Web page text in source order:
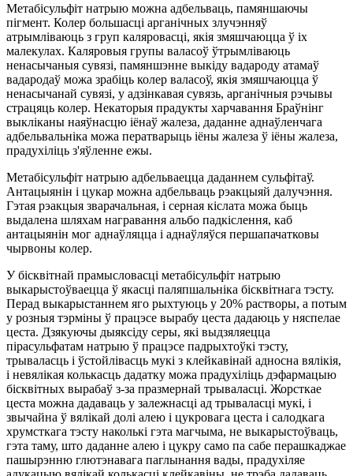
Метабісульфіт натрыю можна адбельваць, памяншаючы
пігмент. Колер большасці арганічных злучэнняў
атрымліваюць з груп каляровасці, якія змяшчаюцца ў іх
малекулах. Каляровыя групы валасоў ўтрымліваюць
ненасычаныя сувязі, памяншэнне выкіду вадароду атамаў
вадародаў можа зрабіць колер валасоў, якія змяшчаюцца ў
ненасычанай сувязі, у адзінкавая сувязь, арганічныя рэчывы
страцяць колер. Некаторыя прадукты харчавання Браўнінг
выкліканы наяўнасцю іёнаў жалеза, даданне аднаўленчага
адбельвальніка можа ператварыць іёны жалеза ў іёны жалеза,
прадухіліць з'яўленне ежы.
Метабісульфіт натрыю адбельваецца даданнем сульфітаў.
Антацыянін і цукар можна адбельваць рэакцыяй далучэння.
Гэтая рэакцыя зварачальная, і серная кіслата можа быць
выдалена шляхам награвання альбо падкіслення, каб
антацыянін мог аднаўляцца і аднаўляўся першапачатковы
чырвоны колер.
У бісквітнай прамысловасці метабісульфіт натрыю
выкарыстоўваецца ў якасці паляпшальніка бісквітнага тэсту.
Перад выкарыстаннем яго рыхтуюць у 20% растворы, а потым
у розныя тэрміны ў працэсе вырабу цеста дадаюць у няспелае
цеста. Дзякуючы дыяксіду серы, які выдзяляецца
пірасульфатам натрыю ў працэсе падрыхтоўкі тэсту,
трываласць і ўстойлівасць мукі з клейкавінай адносна вялікія,
і невялікая колькасць дадатку можа прадухіліць дэфармацыю
бісквітных вырабаў з-за празмернай трываласці. Жорсткае
цеста можна дадаваць у залежнасці ад трываласці мукі, і
звычайна ў вялікай долі алею і цукровага цеста і салодкага
хрумсткага тэсту наколькі гэта магчыма, не выкарыстоўваць,
гэта таму, што даданне алею і цукру само па сабе перашкаджае
пашырэнню глютэнавага паглынання вады, прадухіляе